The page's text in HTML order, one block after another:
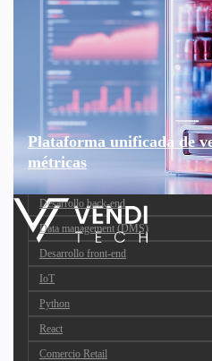
Plataforma unificada de
métricas
Desarrollo back-end
Data management (DMS)
Desarrollo front-end
IoT
Python
React
Comercio Retail